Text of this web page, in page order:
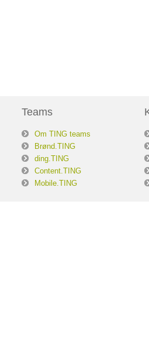
Teams
Om TING teams
Brønd.TING
ding.TING
Content.TING
Mobile.TING